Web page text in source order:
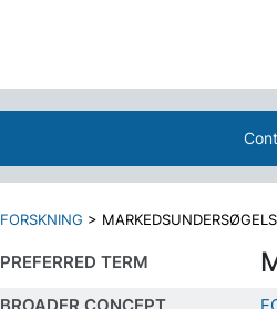
FORSKNING >
PREFERRED TERM